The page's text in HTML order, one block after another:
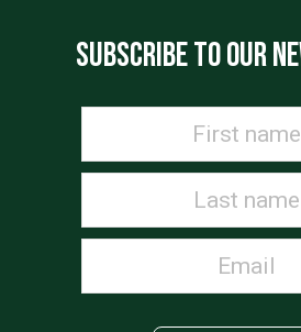
SUBSCRIBE TO OUR